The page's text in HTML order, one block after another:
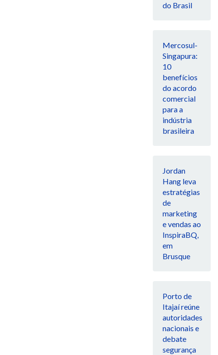
do Brasil
Mercosul-
Singapura:
10
benefícios
do acordo
comercial
para a
indústria
brasileira
Jordan
Hang leva
estratégias
de
marketing
e vendas ao
InspiraBQ,
em
Brusque
Porto de
Itajaí reúne
autoridades
nacionais e
debate
segurança